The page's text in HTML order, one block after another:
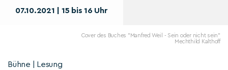
07.10.2021 | 15 bis 16 Uhr
Cover des Buches "Manfred Weil - Sein oder nicht sein"
Mechthild Kalthoff
Bühne | Lesung